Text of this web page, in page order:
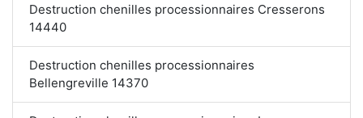
Destruction chenilles processionnaires Cresserons
14440
Destruction chenilles processionnaires
Bellengreville 14370